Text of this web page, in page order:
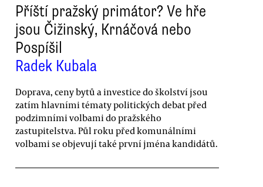
Příští pražský primátor? Ve hře
jsou Čižinský, Krnáčová nebo
Pospíšil
Radek Kubala
Doprava, ceny bytů a investice do školství jsou
zatím hlavními tématy politických debat před
podzimními volbami do pražského
zastupitelstva. Půl roku před komunálními
volbami se objevují také první jména kandidátů.